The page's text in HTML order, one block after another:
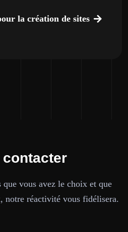
la création de sites
contacter
que vous avez le choix et que
notre réactivité vous fidélisera.